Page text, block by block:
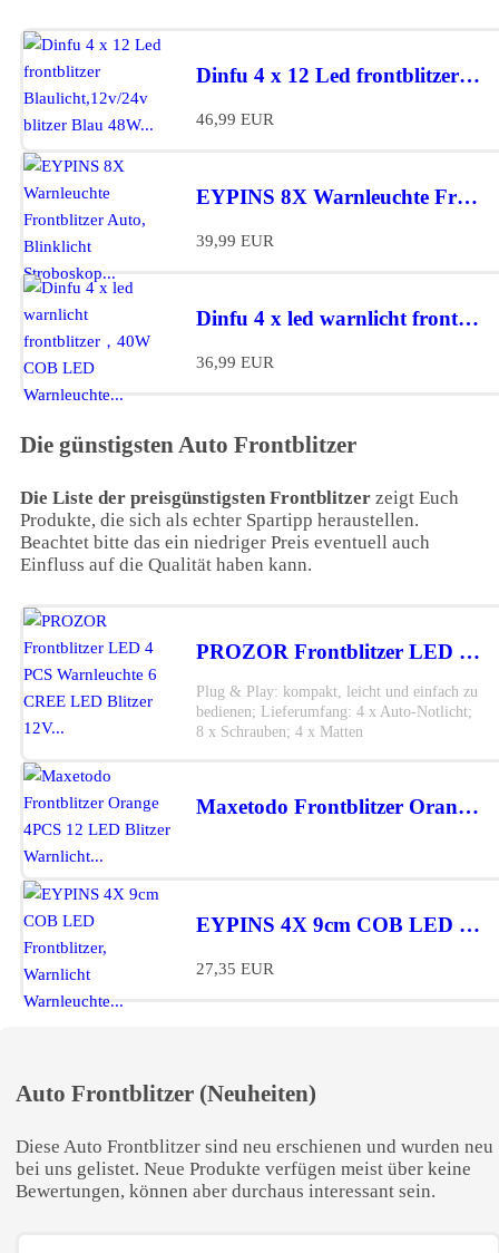
Dinfu 4 x 12 Led frontblitzer Blaulicht,12v/24v blitzer Blau 48W...*
46,99 EUR
EYPINS 8X Warnleuchte Frontblitzer Auto, Blinklicht Stroboskop...*
39,99 EUR
Dinfu 4 x led warnlicht frontblitzer，40W COB LED Warnleuchte...*
36,99 EUR
Die günstigsten Auto Frontblitzer
Die Liste der preisgünstigsten Frontblitzer zeigt Euch
Produkte, die sich als echter Spartipp heraustellen.
Beachtet bitte das ein niedriger Preis eventuell auch
Einfluss auf die Qualität haben kann.
PROZOR Frontblitzer LED 4 PCS Warnleuchte 6 CREE LED Blitzer 12V...*
Plug & Play: kompakt, leicht und einfach zu
bedienen; Lieferumfang: 4 x Auto-Notlicht;
8 x Schrauben; 4 x Matten
Maxetodo Frontblitzer Orange 4PCS 12 LED Blitzer Warnlicht...*
EYPINS 4X 9cm COB LED Frontblitzer, Warnlicht Warnleuchte...*
27,35 EUR
Auto Frontblitzer (Neuheiten)
Diese Auto Frontblitzer sind neu erschienen und wurden neu
bei uns gelistet. Neue Produkte verfügen meist über keine
Bewertungen, können aber durchaus interessant sein.